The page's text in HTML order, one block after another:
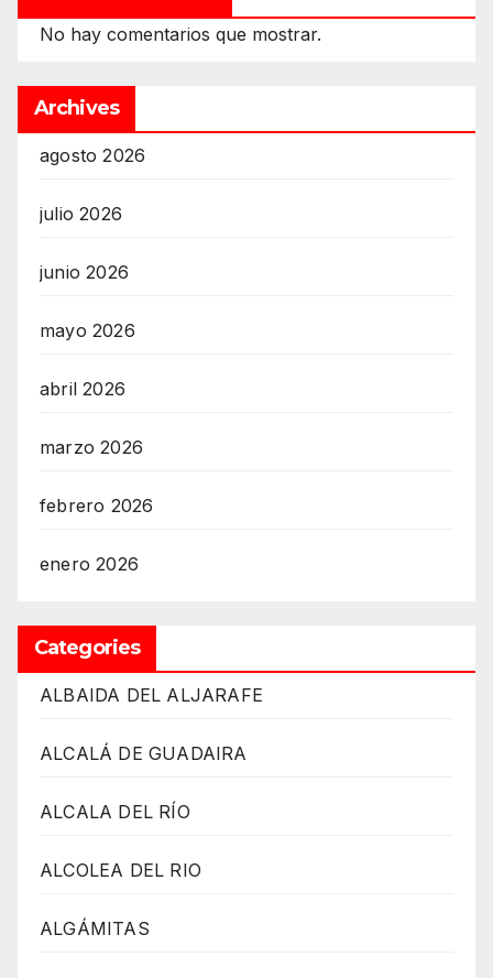
No hay comentarios que mostrar.
Archives
agosto 2026
julio 2026
junio 2026
mayo 2026
abril 2026
marzo 2026
febrero 2026
enero 2026
Categories
ALBAIDA DEL ALJARAFE
ALCALÁ DE GUADAIRA
ALCALA DEL RÍO
ALCOLEA DEL RIO
ALGÁMITAS